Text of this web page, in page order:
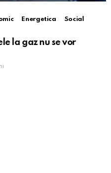
Energetica
Social
la gaz nu se vor